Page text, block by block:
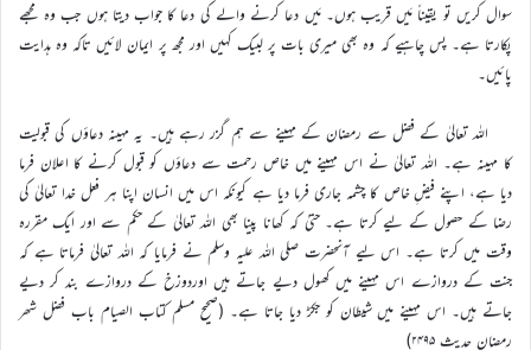
سوال کریں تو یقیناً مَیں قریب ہوں۔ مَیں دعا کرنے والے کی دعا کا جواب دیتا ہوں جب وہ مجھے
پکارتا ہے۔ پس چاہیے کہ وہ بھی میری بات پر لبیک کہیں اور مجھ پر ایمان لائیں تاکہ وہ ہدایت
پائیں۔
اللہ تعالیٰ کے فضل سے رمضان کے مہینے سے ہم گزر رہے ہیں۔ یہ مہینہ دعاؤں کی قبولیت
کا مہینہ ہے۔ اللہ تعالیٰ نے اس مہینے میں خاص رحمت سے دعاؤں کو قبول کرنے کا اعلان فرما
دیا ہے، اپنے فیضِ خاص کا چشمہ جاری فرما دیا ہے کیونکہ اس میں انسان اپنا ہر فعل خدا تعالیٰ کی
رضا کے حصول کے لیے کرتا ہے۔ حتیٰ کہ کھانا پینا بھی اللہ تعالیٰ کے حکم سے اور ایک مقررہ
وقت میں کرتا ہے۔ اس لیے آنحضرت صلی اللہ علیہ وسلم نے فرمایا کہ اللہ تعالیٰ فرماتا ہے کہ
جنت کے دروازے اس مہینے میں کھول دیے جاتے ہیں اوردوزخ کے دروازے بند کر دیے
جاتے ہیں۔ اس مہینے میں شیطان کو جکڑ دیا جاتا ہے۔ (صحیح مسلم کتاب الصیام باب فضل شھر
رمضان حدیث ۲۴۹۵)